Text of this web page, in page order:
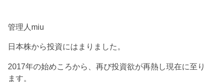
管理人miu
日本株から投資にはまりました。
2017年の始めころから、再び投資欲が再熱し現在に至り
ます。